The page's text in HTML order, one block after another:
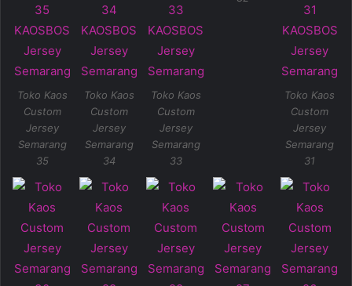
Toko Kaos
Custom
Jersey
Semarang
35
Toko Kaos
Custom
Jersey
Semarang
34
Toko Kaos
Custom
Jersey
Semarang
33
Toko Kaos
Custom
Jersey
Semarang
31